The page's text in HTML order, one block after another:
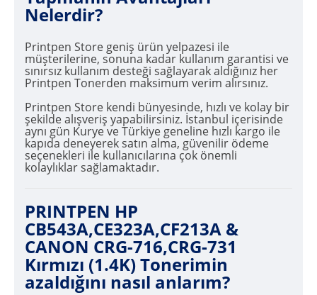
Nelerdir?
Printpen Store geniş ürün yelpazesi ile
müşterilerine, sonuna kadar kullanım garantisi ve
sınırsız kullanım desteği sağlayarak aldığınız her
Printpen Tonerden maksimum verim alırsınız.
Printpen Store kendi bünyesinde, hızlı ve kolay bir
şekilde alışveriş yapabilirsiniz. İstanbul içerisinde
aynı gün Kurye ve Türkiye geneline hızlı kargo ile
kapıda deneyerek satın alma, güvenilir ödeme
seçenekleri ile kullanıcılarına çok önemli
kolaylıklar sağlamaktadır.
PRINTPEN HP
CB543A,CE323A,CF213A &
CANON CRG-716,CRG-731
Kırmızı (1.4K) Tonerimin
azaldığını nasıl anlarım?